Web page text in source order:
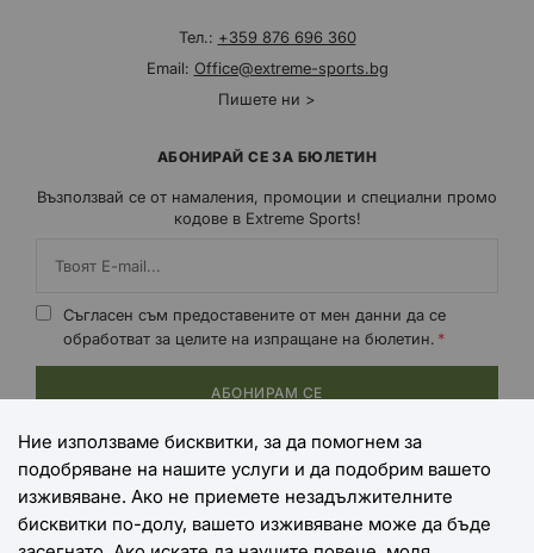
Тел.: +359 876 696 360
Email: Office@extreme-sports.bg
Пишете ни >
АБОНИРАЙ СЕ ЗА БЮЛЕТИН
Възползвай се от намаления, промоции и специални промо
кодове в Extreme Sports!
Съгласен съм предоставените от мен данни да се
обработват за целите на изпращане на бюлетин.
АБОНИРАМ СЕ
НАЧИНИ НА ПЛАЩАНЕ
Ние използваме бисквитки, за да помогнем за
подобряване на нашите услуги и да подобрим вашето
изживяване. Ако не приемете незадължителните
бисквитки по-долу, вашето изживяване може да бъде